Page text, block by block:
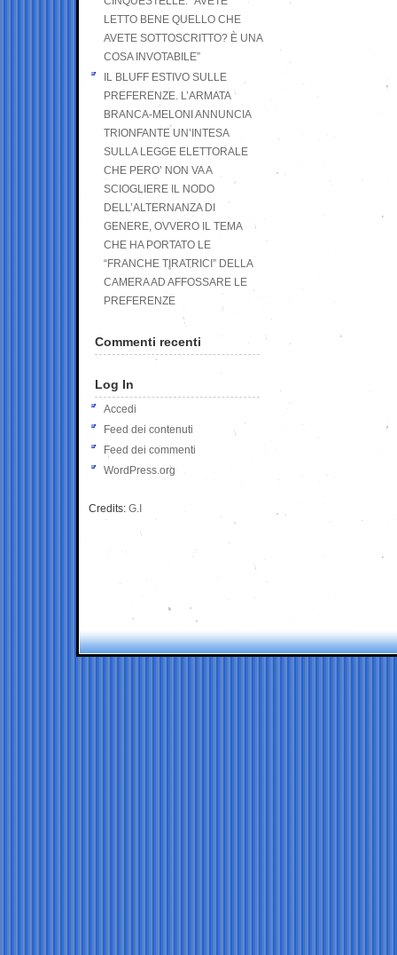
LETTO BENE QUELLO CHE
AVETE SOTTOSCRITTO? È UNA
COSA INVOTABILE”
IL BLUFF ESTIVO SULLE
PREFERENZE. L’ARMATA
BRANCA-MELONI ANNUNCIA
TRIONFANTE UN’INTESA
SULLA LEGGE ELETTORALE
CHE PERO’ NON VA A
SCIOGLIERE IL NODO
DELL’ALTERNANZA DI
GENERE, OVVERO IL TEMA
CHE HA PORTATO LE
“FRANCHE TIRATRICI” DELLA
CAMERA AD AFFOSSARE LE
PREFERENZE
Commenti recenti
Log In
Accedi
Feed dei contenuti
Feed dei commenti
WordPress.org
Credits: G.I